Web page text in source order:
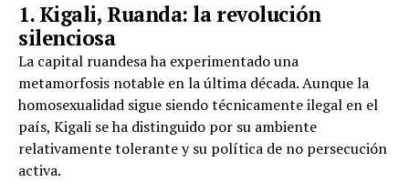
1. Kigali, Ruanda: la revolución
silenciosa
La capital ruandesa ha experimentado una
metamorfosis notable en la última década. Aunque la
homosexualidad sigue siendo técnicamente ilegal en el
país, Kigali se ha distinguido por su ambiente
relativamente tolerante y su política de no persecución
activa.